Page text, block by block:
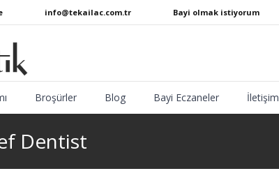
info@tekailac.com.tr Bayi olmak istiyorum
Broşürler Blog Bayi Eczaneler İletişim
Dentist